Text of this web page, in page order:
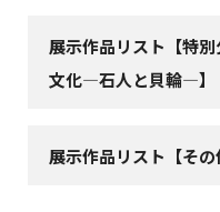
展示作品リスト【特
文化―石人と貝輪―】
展示作品リスト【その